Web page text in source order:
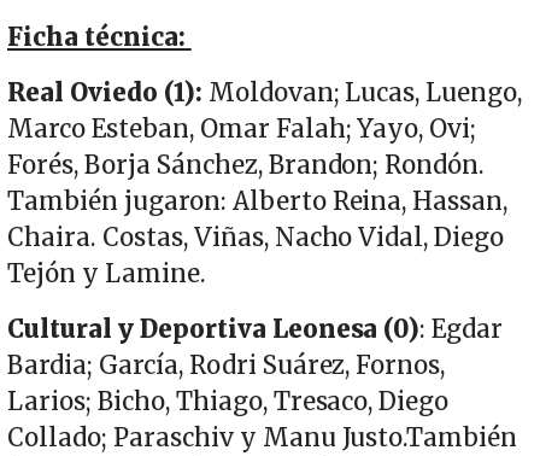
Ficha técnica:
Real Oviedo (1): Moldovan; Lucas, Luengo,
Marco Esteban, Omar Falah; Yayo, Ovi;
Forés, Borja Sánchez, Brandon; Rondón.
También jugaron: Alberto Reina, Hassan,
Chaira. Costas, Viñas, Nacho Vidal, Diego
Tejón y Lamine.
Cultural y Deportiva Leonesa (0): Egdar
Bardia; García, Rodri Suárez, Fornos,
Larios; Bicho, Thiago, Tresaco, Diego
Collado; Paraschiv y Manu Justo.También